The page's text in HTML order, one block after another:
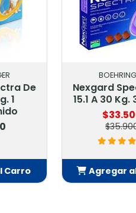
De
1
Carro
Nexgard
15.1 A 30
Agregar